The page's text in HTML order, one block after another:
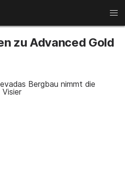
Lithium
zu Advanced Gold